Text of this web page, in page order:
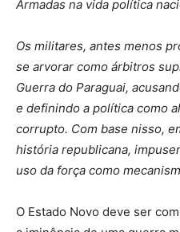
Armadas na vida política
Os militares, antes menos
se arvorar como árbitros
Guerra do Paraguai,
e definindo a política como
corrupto. Com base nisso,
história republicana,
uso da força como
O Estado Novo deve ser